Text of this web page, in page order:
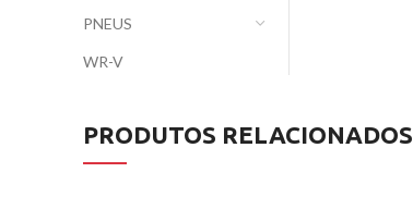
PNEUS
WR-V
PRODUTOS RELACIONADOS